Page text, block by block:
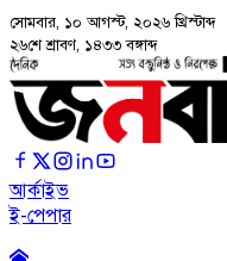
সোমবার, ১০ আগস্ট, ২০২৬ খ্রিস্টাব্দ
২৬শে শ্রাবণ, ১৪৩৩ বঙ্গাব্দ
আর্কাইভ
ই-পেপার